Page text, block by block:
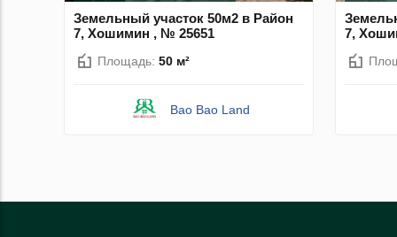
Земельный участок 50м2 в Район
7, Хошимин , № 25651
Площадь: 50 м²
Bao Bao Land
7,